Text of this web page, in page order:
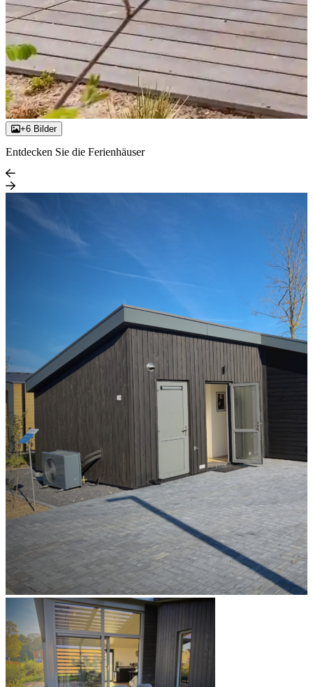
+6 Bilder
Entdecken Sie die Ferienhäuser